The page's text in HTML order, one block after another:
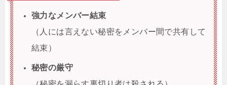
強力なメンバー結束
（人には言えない秘密をメンバー間で共有して
結束）
秘密の厳守